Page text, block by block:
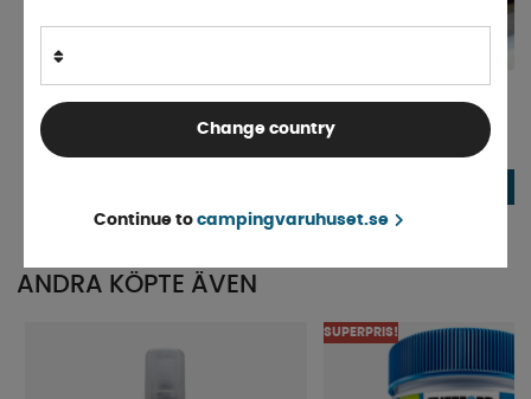
Hjullager 30206
Finns i lager
Hjullager 32005
ANDRA KÖPTE ÄVEN
SUPERPRIS!
Change country
Continue to campingvaruhuset.se